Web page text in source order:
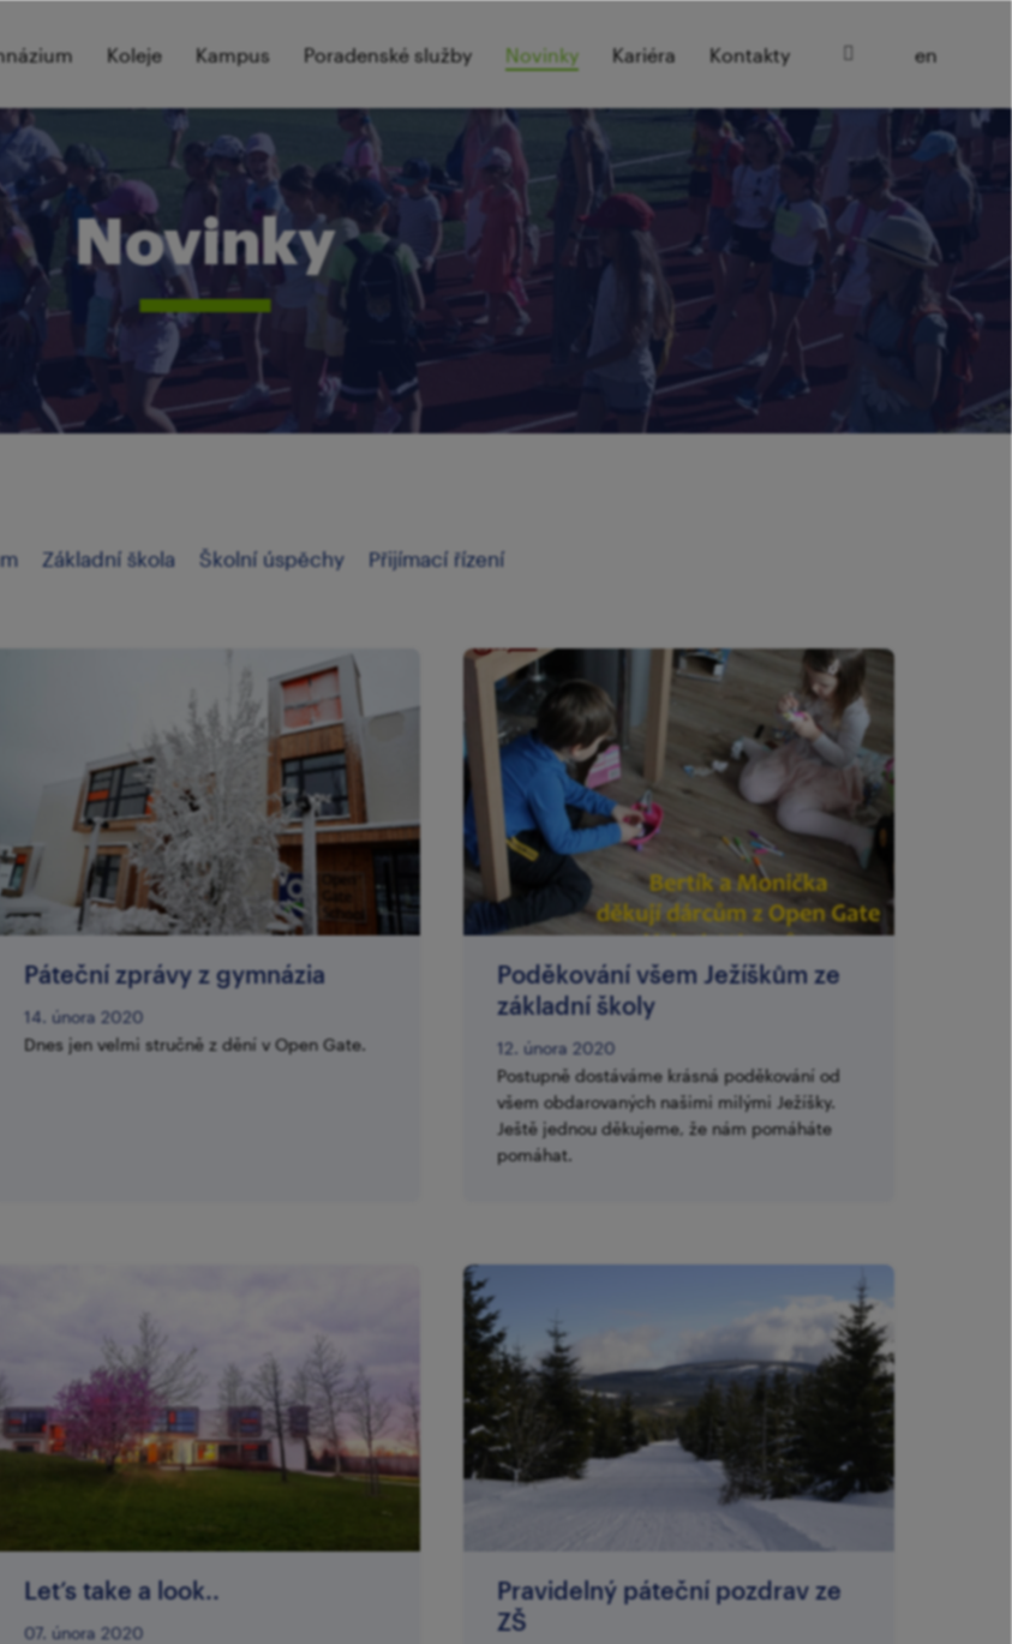
Koleje Kampus Poradenské služby Novinky Kariéra Kontakty cz
en
Novinky
Základní škola Školní úspěchy Přijímací řízení
Páteční zprávy z gymnázia
14. února 2020
Dnes jen velmi stručně z dění v Open Gate.
Poděkování všem Ježíškům ze
základní školy
12. února 2020
Postupně dostáváme krásná poděkování od
všem obdarovaných našimi milými Ježíšky.
Ještě jednou děkujeme, že nám pomáháte
pomáhat.
Let’s take a look..
07. února 2020
Pravidelný páteční pozdrav ze
ZŠ